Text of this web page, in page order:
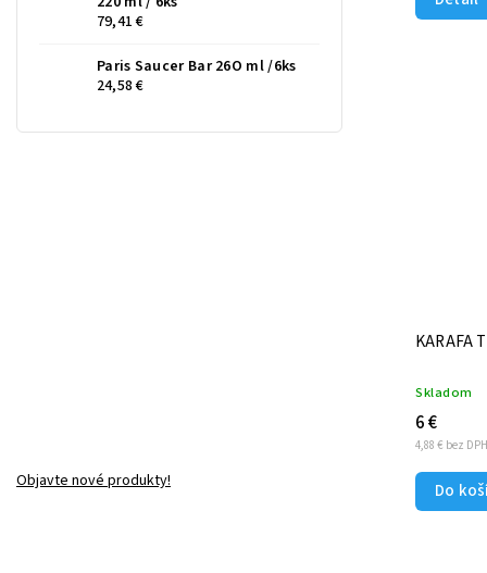
79,41 €
Paris Saucer Bar 26O ml /6ks
24,58 €
Objavte nové produkty!
KARAFA
Skladom
4,88 € bez DPH
6 €
Do